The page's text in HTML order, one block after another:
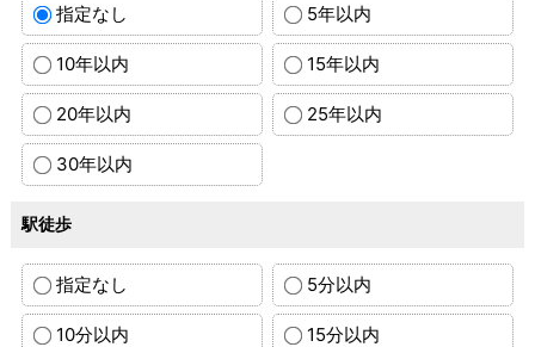
指定なし 5年以内
10年以内 15年以内
20年以内 25年以内
30年以内
駅徒歩
指定なし 5分以内
10分以内 15分以内